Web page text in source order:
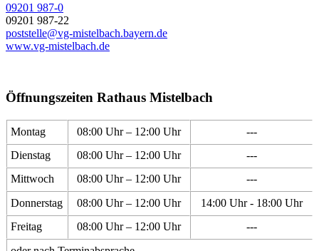
09201 987-0
09201 987-22
poststelle@vg-mistelbach.bayern.de
www.vg-mistelbach.de
Öffnungszeiten Rathaus Mistelbach
Montag 08:00 Uhr – 12:00 Uhr
---
Dienstag
08:00 Uhr – 12:00 Uhr
---
Mittwoch
08:00 Uhr – 12:00 Uhr
---
Donnerstag
08:00 Uhr – 12:00 Uhr
14:00 Uhr - 18:00 Uhr
Freitag
08:00 Uhr – 12:00 Uhr
---